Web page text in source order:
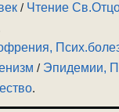
/ Чтение
/ Эпидемии,
.